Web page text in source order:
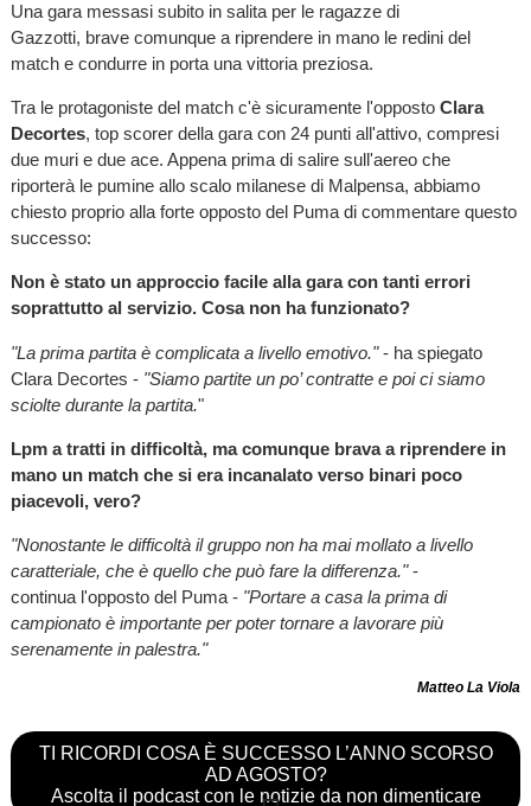
Una gara messasi subito in salita per le ragazze di
Gazzotti, brave comunque a riprendere in mano le redini del
match e condurre in porta una vittoria preziosa.
Tra le protagoniste del match c'è sicuramente l'opposto Clara
Decortes, top scorer della gara con 24 punti all'attivo, compresi
due muri e due ace. Appena prima di salire sull'aereo che
riporterà le pumine allo scalo milanese di Malpensa, abbiamo
chiesto proprio alla forte opposto del Puma di commentare questo
successo:
Non è stato un approccio facile alla gara con tanti errori
soprattutto al servizio. Cosa non ha funzionato?
"La prima partita è complicata a livello emotivo."- ha spiegato
Clara Decortes - "Siamo partite un po’ contratte e poi ci siamo
sciolte durante la partita."
Lpm a tratti in difficoltà, ma comunque brava a riprendere in
mano un match che si era incanalato verso binari poco
piacevoli, vero?
"Nonostante le difficoltà il gruppo non ha mai mollato a livello
caratteriale, che è quello che può fare la differenza."-
continua l'opposto del Puma - "Portare a casa la prima di
campionato è importante per poter tornare a lavorare più
serenamente in palestra."
Matteo La Viola
TI RICORDI COSA È SUCCESSO L’ANNO SCORSO
AD AGOSTO?
Ascolta il podcast con le notizie da non dimenticare